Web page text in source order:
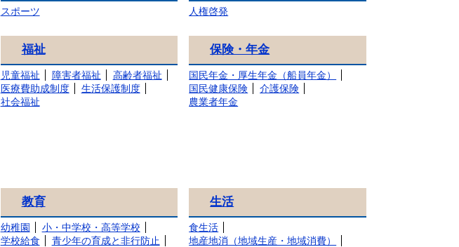
スポーツ 人権啓発
福祉
児童福祉 障害者福祉
高齢者福祉
医療費助成制度
生活保護制度
社会福祉
保険・年金
国民年金・厚生年金（船員年金）
国民健康保険
介護保険
農業者年金
教育
幼稚園
小・中学校・高等学校
学校給食
青少年の育成と非行防止
生活
食生活
地産地消（地域生産・地域消費）